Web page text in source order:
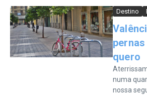
Destino
quero
numa
nossa